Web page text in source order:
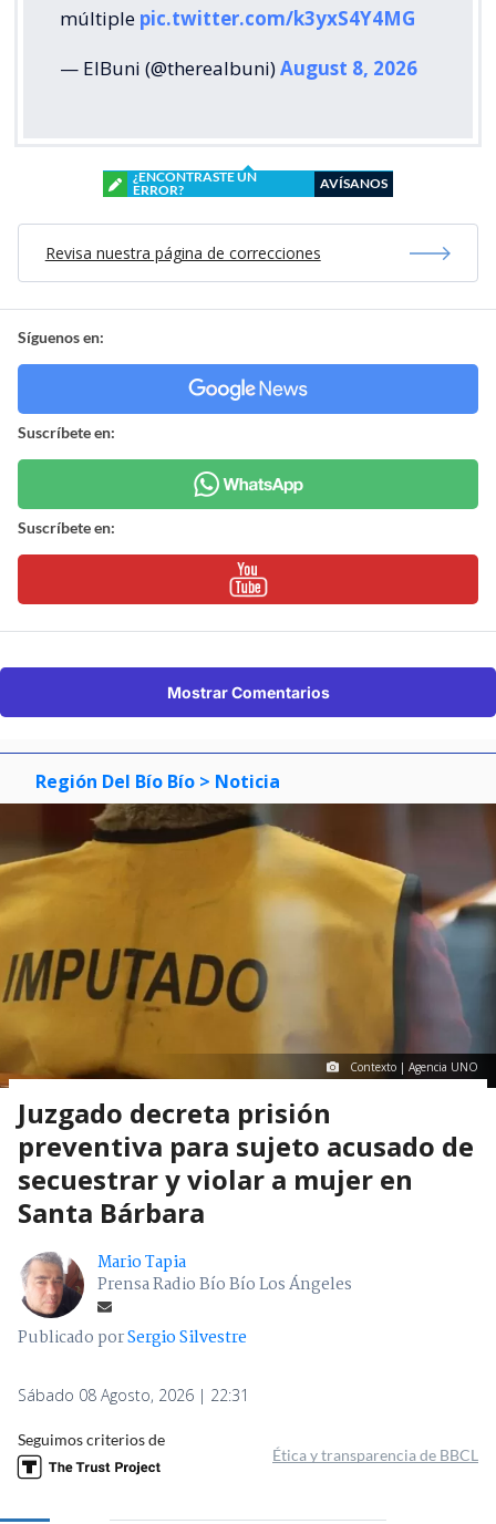
múltiple pic.twitter.com/k3yxS4Y4MG
— ElBuni (@therealbuni)August 8, 2026
¿ENCONTRASTE UN
ERROR?
AVÍSANOS
Revisa nuestra página de correcciones
Síguenos en:
Suscríbete en:
Suscríbete en:
Mostrar Comentarios
Región Del Bío Bío > Noticia
Contexto | Agencia UNO
Juzgado decreta prisión
preventiva para sujeto acusado de
secuestrar y violar a mujer en
Santa Bárbara
Mario Tapia
Prensa Radio Bío Bío Los Ángeles
Publicado porSergio Silvestre
Sábado 08 Agosto, 2026 | 22:31
Seguimos criterios de
Ética y transparencia de BBCL